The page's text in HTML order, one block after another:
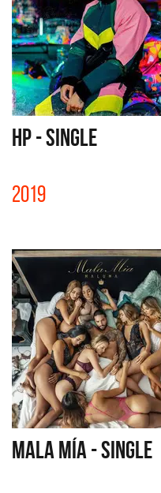
HP - SINGLE
2019
MALA MÍA - SINGLE